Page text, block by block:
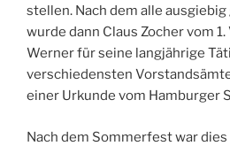
stellen. Nach dem alle
wurde dann Claus Zocher vom
Werner für seine langjährige
verschiedensten
einer Urkunde vom Hamburger
Nach dem Sommerfest war